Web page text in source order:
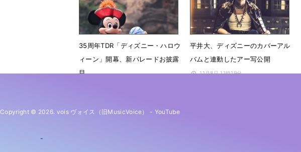
35周年TDR「ディズニー・ハロウ
ィーン」開幕、新パレードお披露
目
平井大、ディズニーのカバーアル
バムと連動したアー写公開
11月8日 11時19分
Copyright © 2026. vois ヴォイス（旧MusicVoice） - YouTube
-